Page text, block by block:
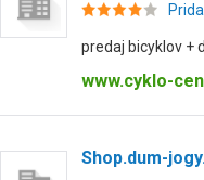
predaj bicyklov +
www.cyklo-
Shop.dum-